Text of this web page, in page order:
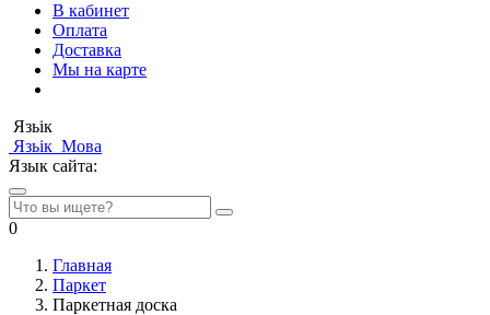
В кабинет
Оплата
Доставка
Мы на карте
Язьік
Язьік Мова
Язык сайта:
0
Главная
Паркет
Паркетная доска